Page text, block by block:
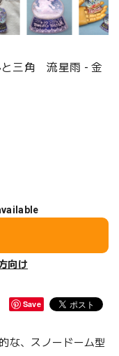
三角 流星雨 - 金
向け
Save
な、スノードーム型